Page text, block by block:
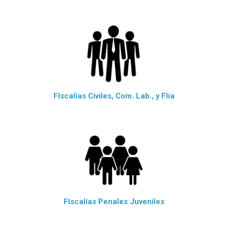
FIscalías Civiles, Com. Lab., y Flia
FIscalías Penales Juveniles